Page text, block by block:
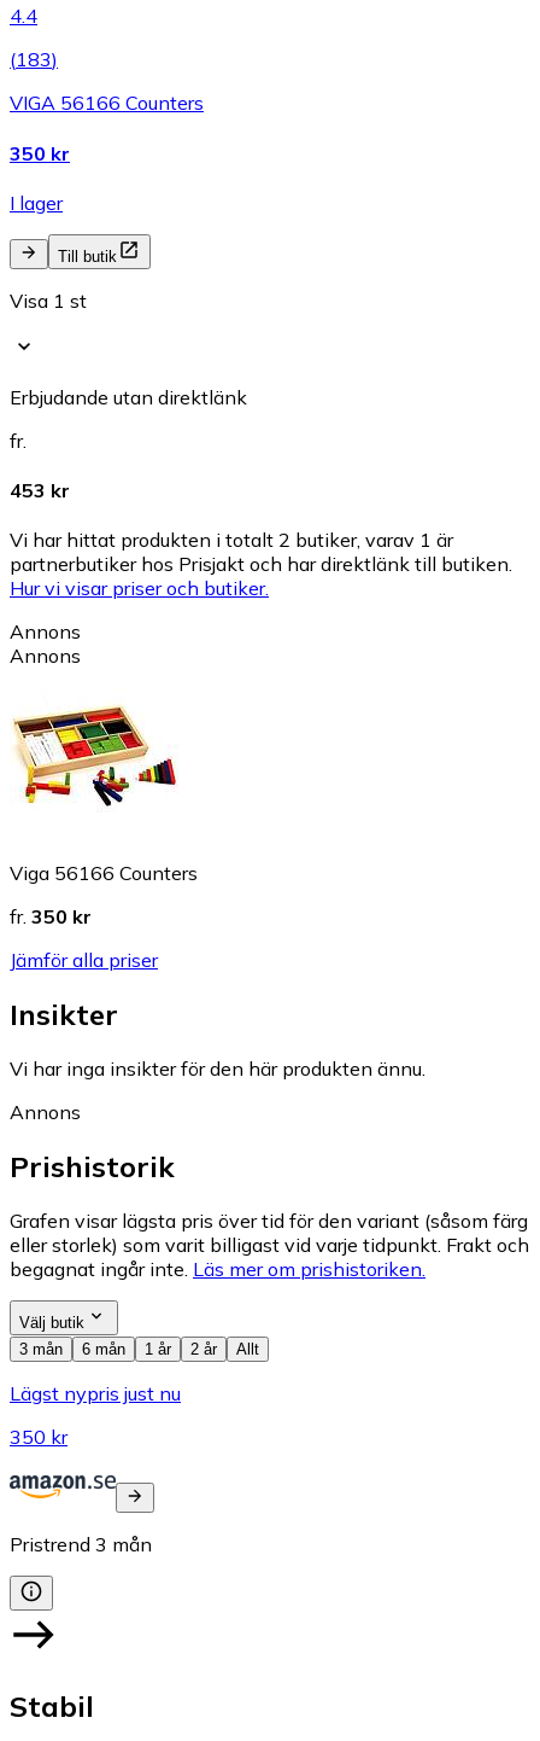
4.4
(183)
VIGA 56166 Counters
350 kr
I lager
Till butik
Visa 1 st
Erbjudande utan direktlänk
fr.
453 kr
Vi har hittat produkten i totalt 2 butiker, varav 1 är
partnerbutiker hos Prisjakt och har direktlänk till butiken.
Hur vi visar priser och butiker.
Annons
Annons
Viga 56166 Counters
fr. 350 kr
Jämför alla priser
Insikter
Vi har inga insikter för den här produkten ännu.
Annons
Prishistorik
Grafen visar lägsta pris över tid för den variant (såsom färg
eller storlek) som varit billigast vid varje tidpunkt. Frakt och
begagnat ingår inte. Läs mer om prishistoriken.
Välj butik
3 mån
6 mån 1 år 2 år Allt
Lägst nypris just nu
350 kr
Pristrend 3 mån
Stabil